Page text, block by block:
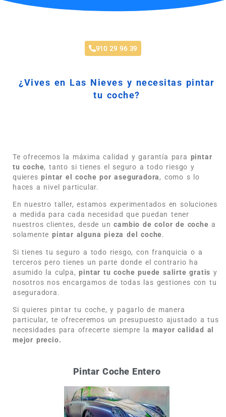
910 29 96 39
¿Vives en Las Nieves y necesitas pintar
tu coche?
Te ofrecemos la máxima calidad y garantía para pintar
tu coche, tanto si tienes el seguro a todo riesgo y
quierespintar el coche por aseguradora, como s lo
haces a nivel particular.
En nuestro taller, estamos experimentados en soluciones
a medida para cada necesidad que puedan tener
nuestros clientes, desde uncambio de color de coche a
solamente pintar alguna pieza del coche.
Si tienes tu seguro a todo riesgo, con franquicia o a
terceros pero tienes un parte donde el contrario ha
asumido la culpa,pintar tu coche puede salirte gratis y
nosotros nos encargamos de todas las gestiones con tu
aseguradora.
Si quieres pintar tu coche, y pagarlo de manera
particular, te ofreceremos un presupuesto ajustado a tus
necesidades para ofrecerte siempre lamayor calidad al
mejor precio.
Pintar Coche Entero